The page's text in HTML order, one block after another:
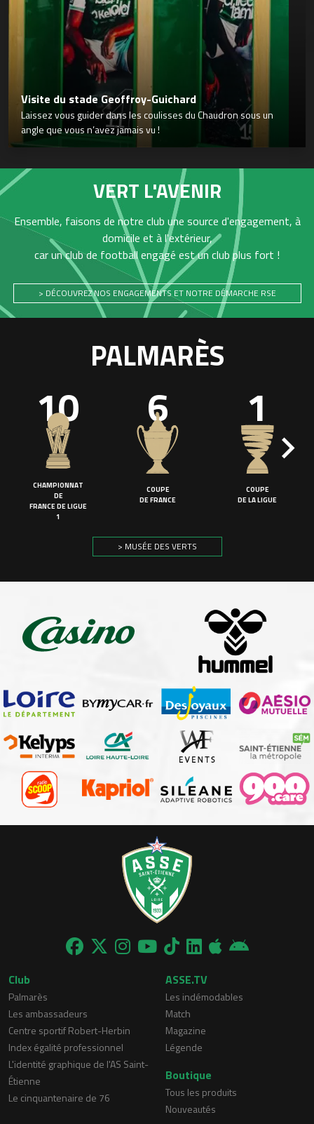
Visite du stade Geoffroy-Guichard
Laissez vous guider dans les coulisses du Chaudron sous un
angle que vous n’avez jamais vu !
VERT L'AVENIR
Ensemble, faisons de notre club une source d'engagement, à
domicile et à l'extérieur,
car un club de football engagé est un club plus fort !
> DÉCOUVREZ NOS ENGAGEMENTS ET NOTRE DÉMARCHE RSE
PALMARÈS
10
CHAMPIONNAT
DE
FRANCE DE LIGUE
1
6
COUPE
DE FRANCE
1
COUPE
DE LA LIGUE
> MUSÉE DES VERTS
Club
Palmarès
Les ambassadeurs
Centre sportif Robert-Herbin
Index égalité professionnel
L'identité graphique de l'AS Saint-
Étienne
Le cinquantenaire de 76
ASSE.TV
Les indémodables
Match
Magazine
Légende
Boutique
Tous les produits
Nouveautés